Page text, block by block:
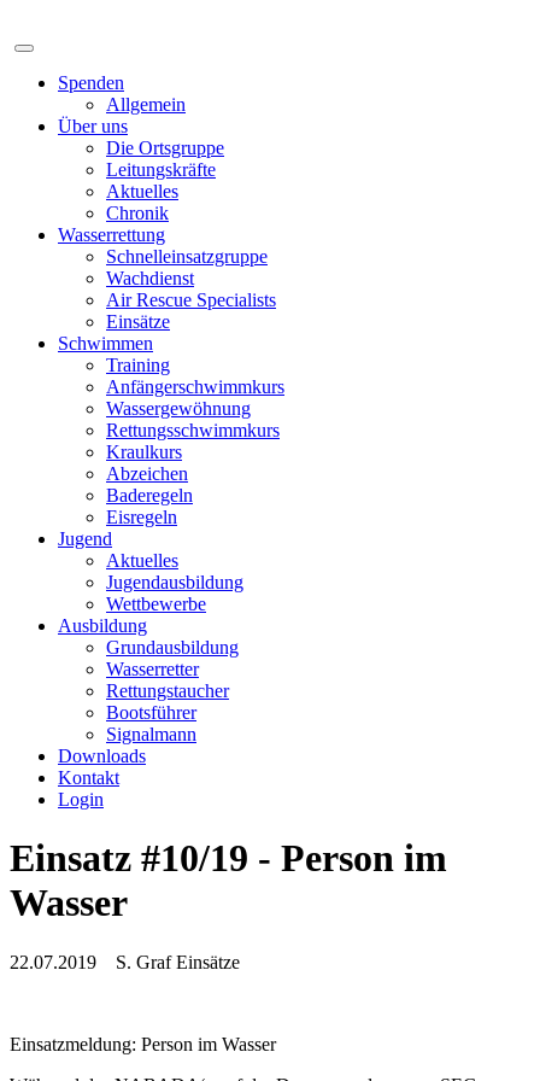
Spenden
Allgemein
Über uns
Die Ortsgruppe
Leitungskräfte
Aktuelles
Chronik
Wasserrettung
Schnelleinsatzgruppe
Wachdienst
Air Rescue Specialists
Einsätze
Schwimmen
Training
Anfängerschwimmkurs
Wassergewöhnung
Rettungsschwimmkurs
Kraulkurs
Abzeichen
Baderegeln
Eisregeln
Jugend
Aktuelles
Jugendausbildung
Wettbewerbe
Ausbildung
Grundausbildung
Wasserretter
Rettungstaucher
Bootsführer
Signalmann
Downloads
Kontakt
Login
Einsatz #10/19 - Person im
Wasser
22.07.2019 S. GrafEinsätze
Einsatzmeldung: Person im Wasser